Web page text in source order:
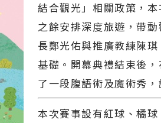
結合觀光」相關政策，
之餘安排深度旅遊，帶
長鄭光佑與推廣教練陳
基礎。開幕典禮結束後
了一段腹語術及魔術秀
本次賽事設有紅球、橘